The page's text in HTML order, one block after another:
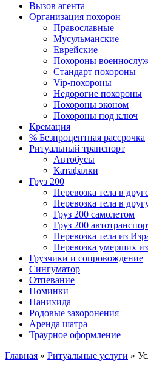
Вызов агента
Организация похорон
Православные
Мусульманские
Еврейские
Похороны
Стандарт похороны
Vip-похороны
Недорогие похороны
Похороны эконом
Похороны под ключ
Кремация
% Безпроцентная рассрочка
Ритуальный транспорт
Автобусы
Катафалки
Груз 200
Перевозка тела в
Перевозка тела в
Груз 200 самолетом
Груз 200
Перевозка тела из
Перевозка умерших
Грузчики и сопровождение
Сингуматор
Отпевание
Поминки
Панихида
Родовые захоронения
Аренда шатра
Траурное оформление
Главная » Ритуальные услуги »